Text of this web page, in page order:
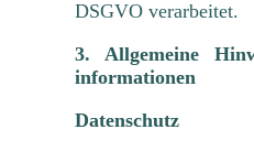
DSGVO verarbeitet.
3. Allgemeine
informationen
Datenschutz